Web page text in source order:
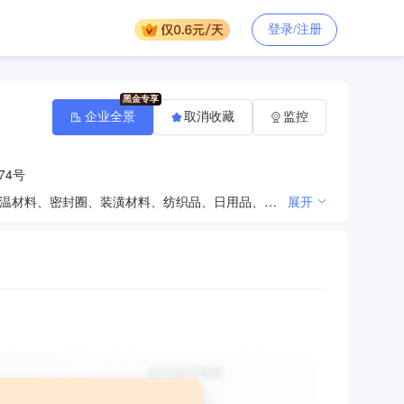
登录/注册
号
石棉、橡胶、五金、交电、建筑材料、炉料、耐火材料、化工产品（危险品除外）、钢材、轴承、防腐保温材料、密封圈、装潢材料、纺织品、日用品、洗涤用品、电子产品、建筑工程用机械设备及配件、矿山机械设备及配件、汽车配件、个人职业安全防护用品销售。（依法须经批准的项目，经相关部门批准后方可开展经营活动）
展开
企业全景 取消收藏 监控